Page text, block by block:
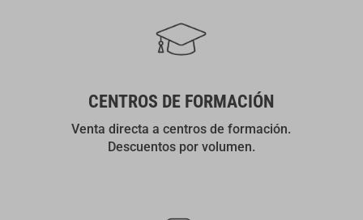
CENTROS DE FORMACIÓN
Venta directa a centros de formación.
Descuentos por volumen.